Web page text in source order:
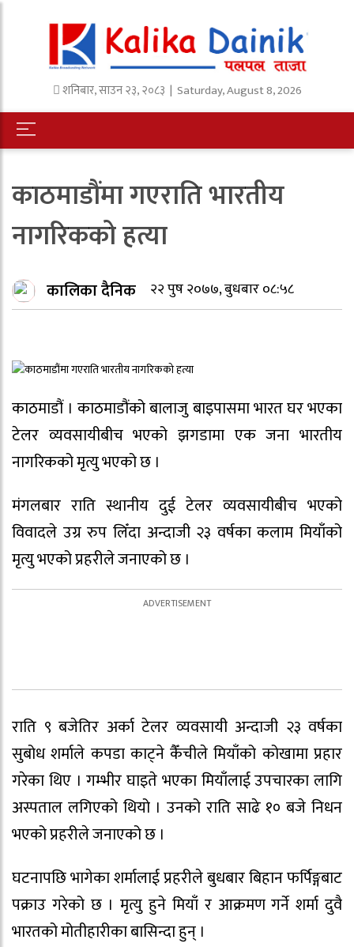
शनिबार,साउन२३,२०८३ | Saturday, August 8, 2026
काठमाडौंमा गएराति भारतीय
नागरिकको हत्या
कालिका दैनिक २२ पुष २०७७, बुधबार ०८:५८
काठमाडौं । काठमाडौंको बालाजु बाइपासमा भारत घर भएका
टेलर व्यवसायीबीच भएको झगडामा एक जना भारतीय
नागरिकको मृत्यु भएको छ ।
मंगलबार राति स्थानीय दुई टेलर व्यवसायीबीच भएको
विवादले उग्र रुप लिँदा अन्दाजी २३ वर्षका कलाम मियाँको
मृत्यु भएको प्रहरीले जनाएको छ ।
राति ९ बजेतिर अर्का टेलर व्यवसायी अन्दाजी २३ वर्षका
सुबोध शर्माले कपडा काट्ने कैँचीले मियाँको कोखामा प्रहार
गरेका थिए । गम्भीर घाइते भएका मियाँलाई उपचारका लागि
अस्पताल लगिएको थियो । उनको राति साढे १० बजे निधन
भएको प्रहरीले जनाएको छ ।
घटनापछि भागेका शर्मालाई प्रहरीले बुधबार बिहान फर्पिङ्गबाट
पक्राउ गरेको छ । मृत्यु हुने मियाँ र आक्रमण गर्ने शर्मा दुवै
भारतको मोतीहारीका बासिन्दा हुन् ।